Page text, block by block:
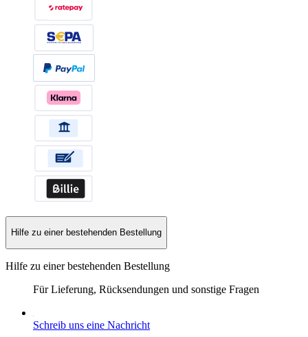
Hilfe zu einer bestehenden Bestellung
Hilfe zu einer bestehenden Bestellung
Für Lieferung, Rücksendungen und sonstige Fragen
Schreib uns eine Nachricht